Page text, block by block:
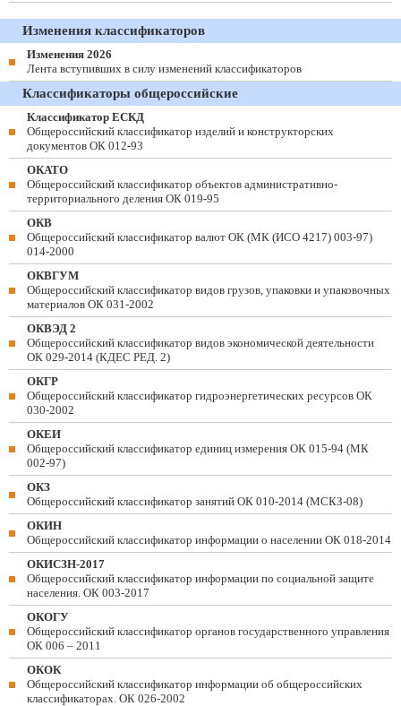
Изменения классификаторов
Изменения 2026
Лента вступивших в силу изменений классификаторов
Классификаторы общероссийские
Классификатор ЕСКД
Общероссийский классификатор изделий и конструкторских
документов ОК 012-93
ОКАТО
Общероссийский классификатор объектов административно-
территориального деления ОК 019-95
ОКВ
Общероссийский классификатор валют ОК (МК (ИСО 4217) 003-97)
014-2000
ОКВГУМ
Общероссийский классификатор видов грузов, упаковки и упаковочных
материалов ОК 031-2002
ОКВЭД 2
Общероссийский классификатор видов экономической деятельности
ОК 029-2014 (КДЕС РЕД. 2)
ОКГР
Общероссийский классификатор гидроэнергетических ресурсов ОК
030-2002
ОКЕИ
Общероссийский классификатор единиц измерения ОК 015-94 (МК
002-97)
ОКЗ
Общероссийский классификатор занятий ОК 010-2014 (МСКЗ-08)
ОКИН
Общероссийский классификатор информации о населении ОК 018-2014
ОКИСЗН-2017
Общероссийский классификатор информации по социальной защите
населения. ОК 003-2017
ОКОГУ
Общероссийский классификатор органов государственного управления
ОК 006 – 2011
ОКОК
Общероссийский классификатор информации об общероссийских
классификаторах. ОК 026-2002